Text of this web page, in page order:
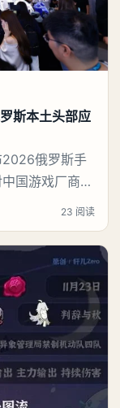
斯本土头部应
俄罗斯手
国游戏厂商而
手游市场增
23 阅读